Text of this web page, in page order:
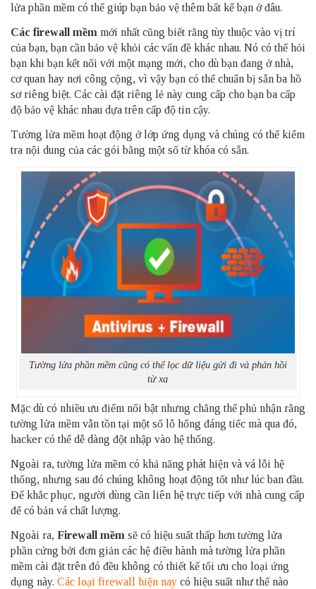
lửa phần mềm có thể giúp bạn bảo vệ thêm bất kể bạn ở đâu.
Các firewall mềm mới nhất cũng biết rằng tùy thuộc vào vị trí
của bạn, bạn cần bảo vệ khỏi các vấn đề khác nhau. Nó có thể hỏi
bạn khi bạn kết nối với một mạng mới, cho dù bạn đang ở nhà,
cơ quan hay nơi công cộng, vì vậy bạn có thể chuẩn bị sẵn ba hồ
sơ riêng biệt. Các cài đặt riêng lẻ này cung cấp cho bạn ba cấp
độ bảo vệ khác nhau dựa trên cấp độ tin cậy.
Tường lửa mềm hoạt động ở lớp ứng dụng và chúng có thể kiểm
tra nội dung của các gói bằng một số từ khóa có sẵn.
Tường lửa phần mềm cũng có thể lọc dữ liệu gửi đi và phản hồi
từ xa
Mặc dù có nhiều ưu điểm nổi bật nhưng chẳng thể phủ nhận rằng
tường lửa mềm vẫn tồn tại một số lỗ hổng đáng tiếc mà qua đó,
hacker có thể dễ dàng đột nhập vào hệ thống.
Ngoài ra, tường lửa mềm có khả năng phát hiện và vá lỗi hệ
thống, nhưng sau đó chúng không hoạt động tốt như lúc ban đầu.
Để khắc phục, người dùng cần liên hệ trực tiếp với nhà cung cấp
để có bản vá chất lượng.
Ngoài ra, Firewall mềm sẽ có hiệu suất thấp hơn tường lửa
phần cứng bởi đơn giản các hệ điều hành mà tường lửa phần
mềm cài đặt trên đó đều không có thiết kế tối ưu cho loại ứng
dụng này. Các loại firewall hiện nay có hiệu suất như thế nào